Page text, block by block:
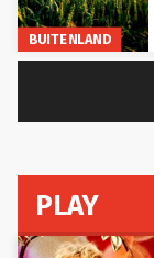
BUITENLAND
PLAY